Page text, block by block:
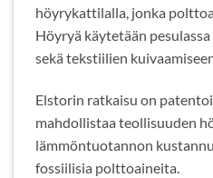
höyrykattilalla, jonka
Höyryä käytetään
sekä tekstiilien
Elstorin ratkaisu on
mahdollistaa teollisuuden
lämmöntuotannon
fossiilisia polttoaineita.